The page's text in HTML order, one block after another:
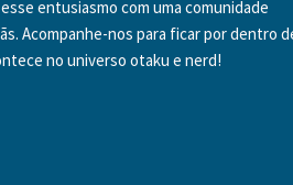
entusiasmo com uma comunidade
Acompanhe-nos para ficar por dentro
no universo otaku e nerd!